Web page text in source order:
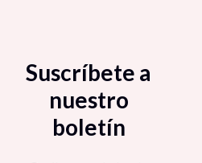
Suscríbete a
nuestro
boletín